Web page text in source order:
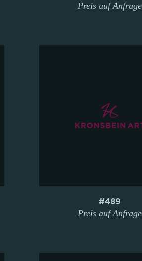
Preis auf Anfrage
#489
Preis auf Anfrage